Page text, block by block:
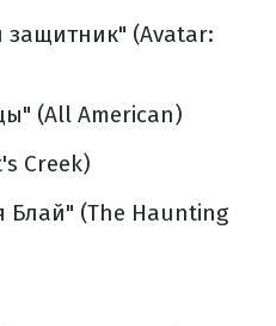
защитник" (Avatar:
(All American)
Creek)
Блай" (The Haunting